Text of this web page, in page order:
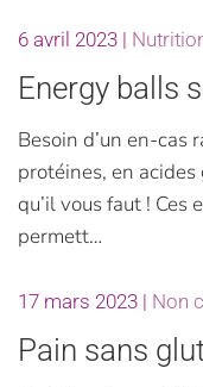
6 avril 2023 |
Energy balls
Besoin d’un en-cas
protéines, en acides
qu’il vous faut !
permett…
17 mars 2023 | Non
Pain sans